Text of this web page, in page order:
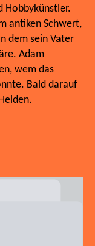
Hobbykünstler.
antiken Schwert,
dem sein Vater
Adam
wem das
Bald darauf